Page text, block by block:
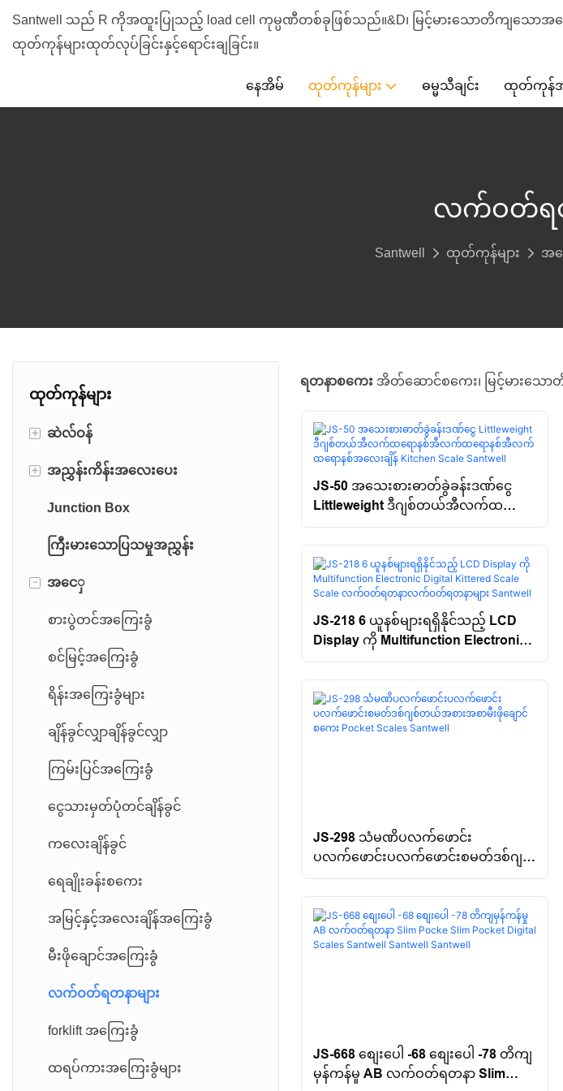
Santwell သည် R ကိုအထူးပြုသည့် load cell ကုမ္ပဏီတစ်ခုဖြစ်သည်။&D၊ မြင့်မားသောတိကျသောအ
ထုတ်ကုန်များထုတ်လုပ်ခြင်းနှင့်ရောင်းချခြင်း။
နေအိမ် ထုတ်ကုန်များ ဓမ္မသီချင်း ထုတ်ကုန်အ
လက်ဝတ်ရတ
Santwell ထုတ်ကုန်များ အ
ထုတ်ကုန်များ
+ ဆဲလ်ဝန်
နှစ်ဆအဆုံးဆံပင်ရောင်ခြည်ဝန်တင်
မီးရထား Load Cell
+ အညွှန်းကိန်းအလေးပေး
ပလပ်ဖောင်းစကေးအညွှန်း
ကုန်ကားစကေးအညွှန်း
CNC အညွှန်းကိန်း
Junction Box
ကြီးမားသောပြသမှုအညွှန်း
- အငေှ
စားပွဲတင်အကြေးခွံ
စင်မြင့်အကြေးခွံ
ရိန်းအကြေးခွံများ
ချိန်ခွင်လျှာချိန်ခွင်လျှာ
ကြမ်းပြင်အကြေးခွံ
ငွေသားမှတ်ပုံတင်ချိန်ခွင်
ကလေးချိန်ခွင်
ရေချိုးခန်းစကေး
အမြင့်နှင့်အလေးချိန်အကြေးခွံ
မီးဖိုချောင်အကြေးခွံ
လက်ဝတ်ရတနာများ
forklift အကြေးခွံ
ထရပ်ကားအကြေးခွံများ
ရတနာစကေး အိတ်ဆောင်စကေး၊ မြင့်မားသ
JS-50 အသေးစားဓာတ်ခွဲခန်းဒဏ်ငွေ
Littleweight ဒီဂျစ်တယ်အီလက်ထရော
နစ်အီလက်ထရောနစ်အီလက်ထရောနစ်
အလေးချိန် Kitchen Scale Santwell
JS-218 6 ယူနစ်များရရှိနိုင်သည့် LCD
Display ကို Multifunction Electronic
Digital Kittered Scale Scale လက်ဝတ်
ရတနာလက်ဝတ်ရတနာများ Santwell
JS-298 သံမဏိပလက်ဖောင်း
ပလက်ဖောင်းပလက်ဖောင်းစမတ်ဒစ်ဂျစ်
တယ်အစားအစာမီးဖိုချောင်စကေး
Pocket Scales Santwell
JS-668 စျေးပေါ -68 စျေးပေါ -78 တိကျ
မှန်ကန်မှု AB လက်ဝတ်ရတနာ Slim